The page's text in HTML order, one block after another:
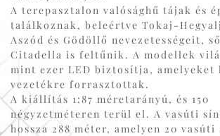
A terepasztalon valósághű tájak és
találkoznak, beleértve Tokaj-
Aszód és Gödöllő nevezetességeit,
Citadella is feltűnik. A modellek
mint ezer LED biztosítja, amelyeket
vezetékre forrasztottak.
A kiállítás 1:87 méretarányú, és 150
négyzetméteren terül el. A vasúti
hossza 288 méter, amelyen 20 vasúti